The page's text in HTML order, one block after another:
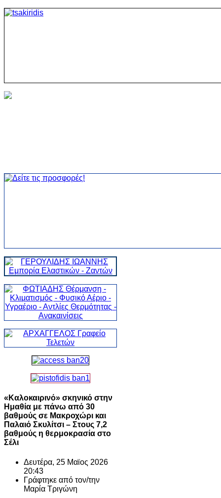
«Καλοκαιρινό» σκηνικό στην
Ημαθία με πάνω από 30
βαθμούς σε Μακροχώρι και
Παλαιό Σκυλίτσι – Στους 7,2
βαθμούς η θερμοκρασία στο
Σέλι
Δευτέρα, 25 Μαϊος 2026
20:43
Γράφτηκε από τον/την
Μαρία Τριγώνη